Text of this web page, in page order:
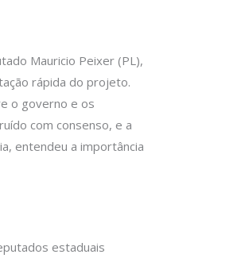
Mauricio Peixer (PL),
rápida do projeto.
o governo e os
com consenso, e a
entendeu a importância
estaduais